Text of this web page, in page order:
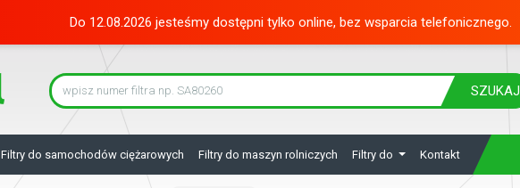
Do 12.08.2026 jesteśmy dostępni tylko online, bez wsparcia telefonicznego.
SZUKAJ
Filtry do samochodów ciężarowych Filtry do maszyn rolniczych Filtry do Kontakt